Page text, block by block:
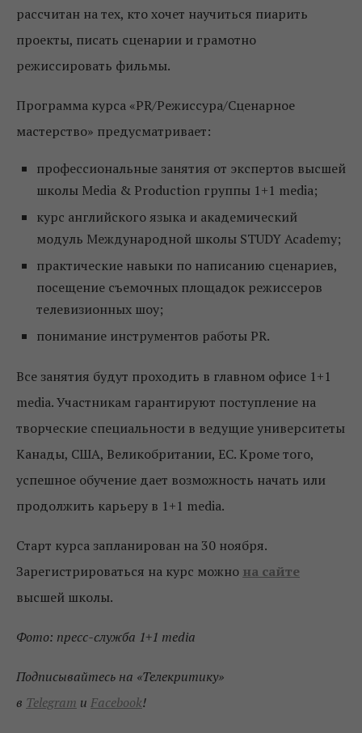
рассчитан на тех, кто хочет научиться пиарить
проекты, писать сценарии и грамотно
режиссировать фильмы.
Программа курса «PR/Режиссура/Сценарное
мастерство» предусматривает:
профессиональные занятия от экспертов высшей
школы Media & Production группы 1+1 media;
курс английского языка и академический
модуль Международной школы STUDY Academy;
практические навыки по написанию сценариев,
посещение съемочных площадок режиссеров
телевизионных шоу;
понимание инструментов работы PR.
Все занятия будут проходить в главном офисе 1+1
media. Участникам гарантируют поступление на
творческие специальности в ведущие университеты
Канады, США, Великобритании, ЕС. Кроме того,
успешное обучение дает возможность начать или
продолжить карьеру в 1+1 media.
Старт курса запланирован на 30 ноября.
Зарегистрироваться на курс можно на сайте
высшей школы.
Фото: пресс-служба 1+1 media
Подписывайтесь на «Телекритику»
в Telegram и Facebook!